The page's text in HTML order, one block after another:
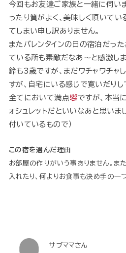
今回もお友達ご家族と一緒に伺い
ったり質がよく、美味しく頂いてい
てしまい申し訳ありません。
またバレンタインの日の宿泊だっ
ている所も素敵だなあ〜と感激しま
鈴も3歳ですが、まだワチャワチャ
すが、自宅にいる感じで寛いだりし
全てにおいて満点
ですが、本当
ォシュレットだといいなあと思いま
付いているもので）
この宿を選んだ理由
お部屋の作りがいう事ありません。
入れたり、何よりお食事も決め手の一つ
サブママさん